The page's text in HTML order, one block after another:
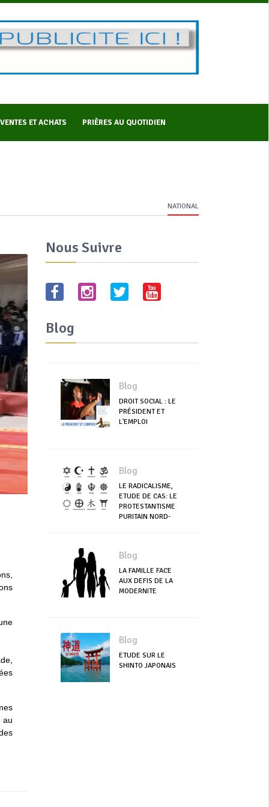
VENTES ET ACHATS PRIÈRES AU QUOTIDIEN
NATIONAL
au
Nous Suivre
Blog
Blog
DROIT SOCIAL : LE
PRÉSIDENT ET
L'EMPLOI
Blog
LE RADICALISME,
ETUDE DE CAS: LE
PROTESTANTISME
PURITAIN NORD-
Blog
LA FAMILLE FACE
AUX DEFIS DE LA
MODERNITE
Blog
ETUDE SUR LE
SHINTO JAPONAIS